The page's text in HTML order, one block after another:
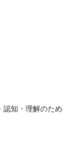
知・理解のため